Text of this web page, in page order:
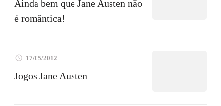
Ainda bem que Jane Austen não
é romântica!
17/05/2012
Jogos Jane Austen